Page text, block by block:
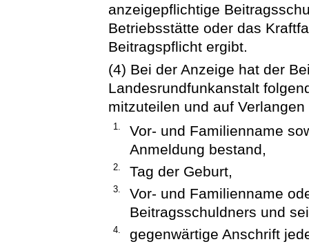
anzeigepflichtige
Betriebsstätte oder das
Beitragspflicht ergibt.
(4) Bei der Anzeige hat der
Landesrundfunkanstalt
mitzuteilen und auf
1.
Vor- und Familienname
Anmeldung bestand,
2. Tag der Geburt,
3.
Vor- und Familienname
Beitragsschuldners und
4.
gegenwärtige Anschrift